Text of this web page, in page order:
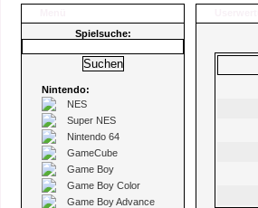
Spielsuche:
Nintendo:
NES
Super NES
Nintendo 64
GameCube
Game Boy
Game Boy Color
Game Boy Advance